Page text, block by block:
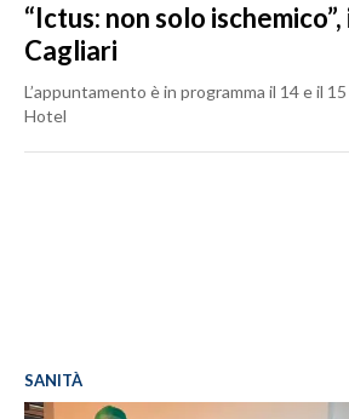
“Ictus: non solo
Cagliari
L’appuntamento è in programma il 14 e il
Hotel
SANITÀ